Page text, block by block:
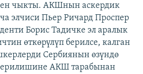
сайттары
чыкты. АКШнын аскердик
элчиси Пьер Ричард Проспер
Борис Тадичке эл аралык
өткөрүлүп берилсе, калган
Сербиянын өзүндө
берилишине АКШ тарабынан